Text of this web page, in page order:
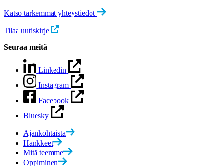
Katso tarkemmat yhteystiedot
Tilaa uutiskirje
Seuraa meitä
Linkedin
Instagram
Facebook
Bluesky
Ajankohtaista
Hankkeet
Mitä teemme
Oppiminen